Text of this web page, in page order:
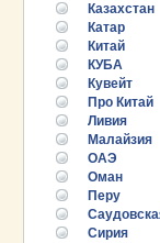
Казахстан
Катар
Китай
КУБА
Кувейт
Про Китай
Ливия
Малайзия
ОАЭ
Оман
Перу
Сирия